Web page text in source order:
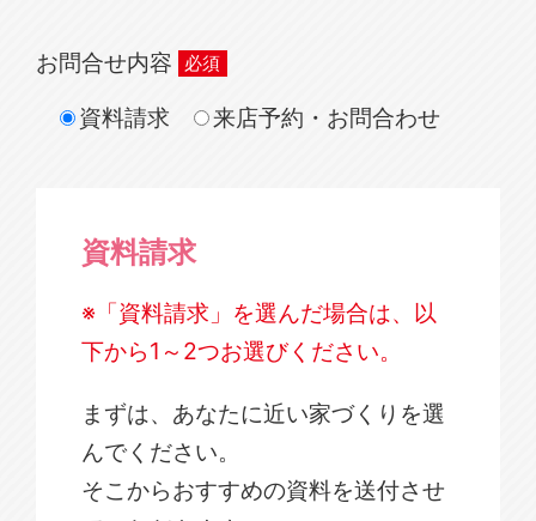
お問合せ内容
資料請求
来店予約・お問合わせ
資料請求
※「資料請求」を選んだ場合は、以
下から1～2つお選びください。
まずは、あなたに近い家づくりを選
んでください。
そこからおすすめの資料を送付させ